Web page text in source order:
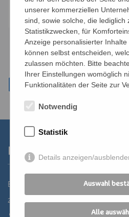
Kontakt
Bildungszentrum St. Bernhard der
2700 Wiener Neustadt, Domplatz 1
unserer kommerziellen
sind, sowie solche, die lediglich
Statistikzwecken, für
Anzeige personalisierter
können selbst entscheiden,
zulassen möchten. Bitte
Ihrer Einstellungen womöglich
Funktionalitäten der Seite zur
Notwendig
Statistik
Details anzeigen/
Auswahl
Alle